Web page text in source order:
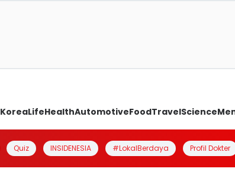
KoreaLifeHealthAutomotiveFoodTravelScience
Quiz INSIDENESIA #LokalBerdaya Profil Dokter